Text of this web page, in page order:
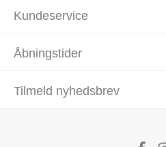
Tilmeld nyhedsbrev
Åbningstider
Kundeservice